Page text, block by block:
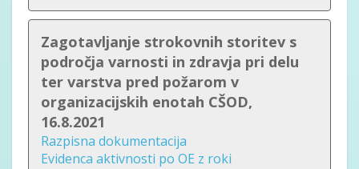
Zagotavljanje strokovnih storitev s
področja varnosti in zdravja pri delu
ter varstva pred požarom v
organizacijskih enotah CŠOD,
16.8.2021
Razpisna dokumentacija
Evidenca aktivnosti po OE z roki